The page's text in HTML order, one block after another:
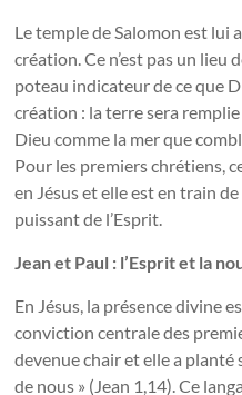
Le temple de Salomon est lui
création. Ce n’est pas un lieu
poteau indicateur de ce que
création : la terre sera
Dieu comme la mer que
Pour les premiers chrétiens,
en Jésus et elle est en train
puissant de l’Esprit.
Jean et Paul : l’Esprit et la
En Jésus, la présence divine
conviction centrale des
devenue chair et elle a
de nous » (Jean 1,14). Ce